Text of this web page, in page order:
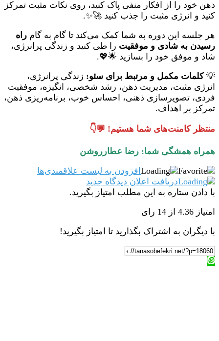
ذهن خود را از افکار منفی پاک کنید، روی نکات مثبت تمرکز
کنید و انرژی مثبت را جذب کنید 🚀✨.
هر جلسه این دوره به شما کمک می‌کند تا گام به گام راه
رسیدن به شادی و موفقیت را طی کنید و زندگی پرانرژی،
شاد و موفق خود را بسازید 🌟💖.
💡کلمات مکمل و مرتبط برای سئو: زندگی پرانرژی،
انرژی مثبت، مدیریت ذهن، رشد شخصی، انگیزه، موفقیت
فردی، تصویرسازی ذهنی، احساس خوب، برنامه‌ریزی ذهن،
تمرکز بر اهداف.
منتظر کامنت‌های شما هستیم! 💬👇
همراه همشگی شما: رضا عطارروشن
افزودن به لیست علاقمندی‌ها
دریافت اعلان دیدگاه‌ جدید
با دادن ستاره به این مطلب امتیاز بگیرید.
امتیاز 4.36 از 14 رای
با دیگران به اشتراک بگذارید تا امتیاز بگیرید!